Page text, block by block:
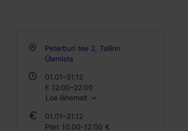
Peterburi tee 2, Tallinn
Ülemiste
01.01–31.12
E 12:00–22:00
T – P 10:00–22:00
Loe lähemalt
01.01–31.12
Pilet 10.00-12.00 €